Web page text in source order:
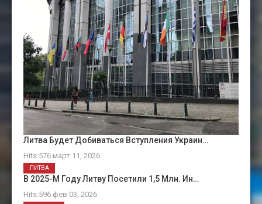
Литва Будет Добиваться Вступления Украин…
Hits:576 март 11, 2026
В 2025-М Году Литву Посетили 1,5 Млн. Ин…
Hits:596 фев 03, 2026
ЛИТВА